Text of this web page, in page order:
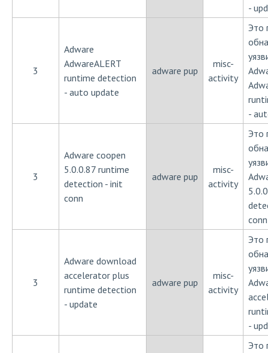
-
3
Adware
AdwareALERT
runtime detection
- auto update
adware pup
misc-
activity
Это
-
3
Adware coopen
5.0.0.87 runtime
detection - init
conn
adware pup
misc-
activity
Это
conn
3
Adware download
accelerator plus
runtime detection
- update
adware pup
misc-
activity
Это
-
Это